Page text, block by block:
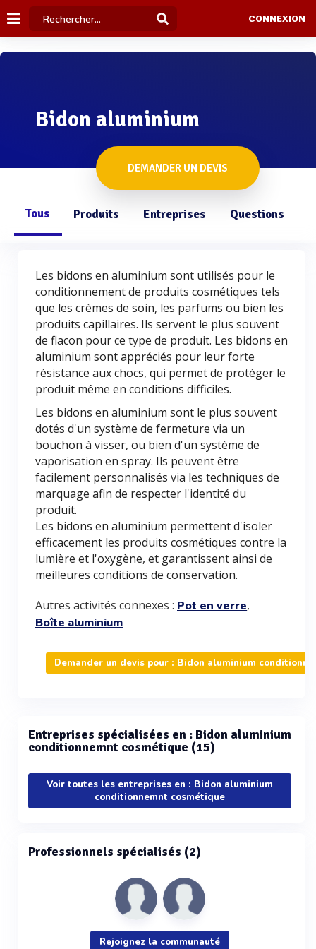
CONNEXION
Bidon aluminium
DEMANDER UN DEVIS
Tous Produits Entreprises Questions
Les bidons en aluminium sont utilisés pour le
conditionnement de produits cosmétiques tels
que les crèmes de soin, les parfums ou bien les
produits capillaires. Ils servent le plus souvent
de flacon pour ce type de produit. Les bidons en
aluminium sont appréciés pour leur forte
résistance aux chocs, qui permet de protéger le
produit même en conditions difficiles.
Les bidons en aluminium sont le plus souvent
dotés d'un système de fermeture via un
bouchon à visser, ou bien d'un système de
vaporisation en spray. Ils peuvent être
facilement personnalisés via les techniques de
marquage afin de respecter l'identité du
produit.
Les bidons en aluminium permettent d'isoler
efficacement les produits cosmétiques contre la
lumière et l'oxygène, et garantissent ainsi de
meilleures conditions de conservation.
Autres activités connexes : Pot en verre,
Boîte aluminium
Demander un devis pour : Bidon aluminium
Entreprises spécialisées en : Bidon aluminium
conditionnemnt cosmétique (15)
Voir toutes les entreprises en : Bidon aluminium
conditionnemnt cosmétique
Professionnels spécialisés (2)
Rejoignez la communauté